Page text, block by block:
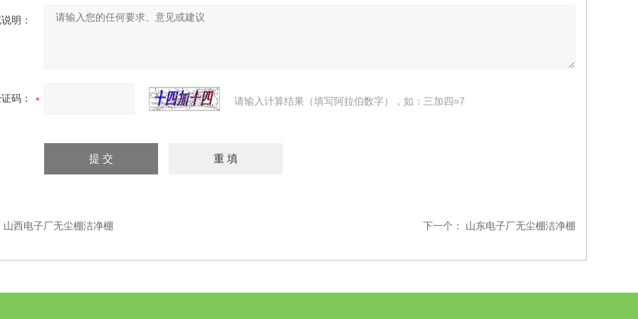
明：
码： 请输入计算结果（填写阿拉伯数字），如：三加四=7
山西电子厂无尘棚洁净棚 下一个： 山东电子厂无尘棚洁净棚